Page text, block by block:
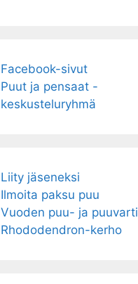
Facebook-sivut
Puut ja pensaat -
keskusteluryhmä
Liity jäseneksi
Ilmoita paksu puu
Vuoden puu- ja
Rhododendron-kerho